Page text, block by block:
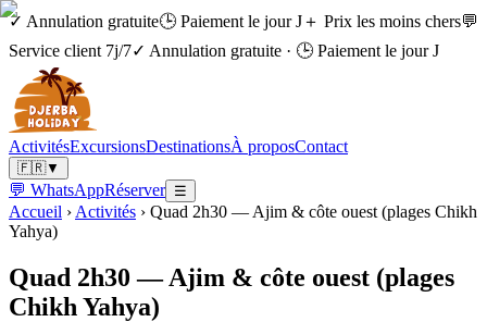
✓ Annulation gratuite🕒 Paiement le jour J＋ Prix les moins chers💬
Service client 7j/7✓ Annulation gratuite · 🕒 Paiement le jour J
ActivitésExcursionsDestinationsÀ proposContact
🇫🇷▼
💬 WhatsAppRéserver ☰
Accueil › Activités › Quad 2h30 — Ajim & côte ouest (plages Chikh
Yahya)
Quad 2h30 — Ajim & côte ouest (plages
Chikh Yahya)